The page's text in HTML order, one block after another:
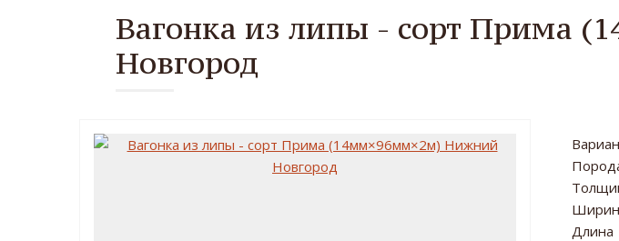
Вагонка из липы - сорт Прима
Новгород
Длина